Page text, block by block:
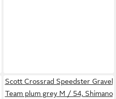
Scott Crossrad Speedster Gravel
Team plum grey M / 54, Shimano